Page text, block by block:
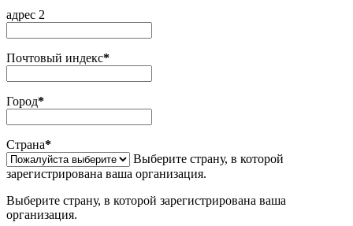
адрес 2
Почтовый индекс*
Город*
Страна*
Выберите страну, в которой
зарегистрирована ваша организация.
Выберите страну, в которой зарегистрирована ваша
организация.